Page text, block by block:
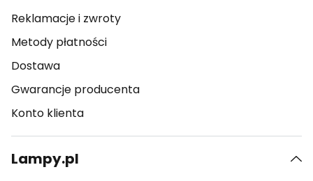
Reklamacje i zwroty
Metody płatności
Dostawa
Gwarancje producenta
Konto klienta
Lampy.pl